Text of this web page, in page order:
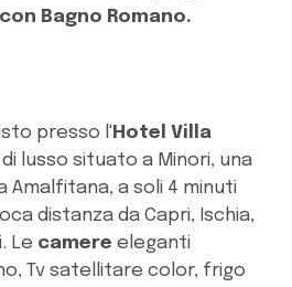
Bagno Romano.
presso l'Hotel Villa
lusso situato a Minori, una
Amalfitana, a soli 4 minuti
distanza da Capri, Ischia,
Le camere eleganti
Tv satellitare color, frigo